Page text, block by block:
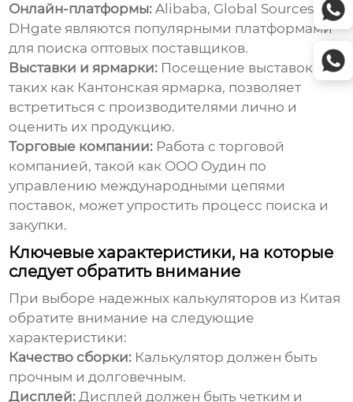
Онлайн-платформы: Alibaba, Global Sources и
DHgate являются популярными платформами
для поиска оптовых поставщиков.
Выставки и ярмарки: Посещение выставок,
таких как Кантонская ярмарка, позволяет
встретиться с производителями лично и
оценить их продукцию.
Торговые компании: Работа с торговой
компанией, такой как ООО Оудин по
управлению международными цепями
поставок, может упростить процесс поиска и
закупки.
Ключевые характеристики, на которые
следует обратить внимание
При выборе надежных калькуляторов из Китая
обратите внимание на следующие
характеристики:
Качество сборки: Калькулятор должен быть
прочным и долговечным.
Дисплей: Дисплей должен быть четким и